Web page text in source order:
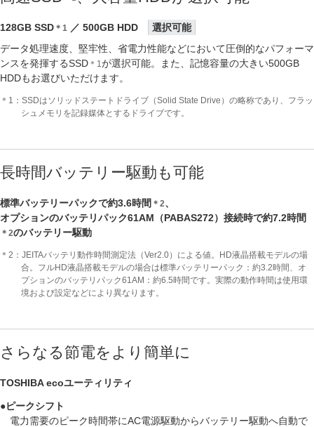
128GB SSD ＊1 ／ 500GB HDD
選択可能
データ処理速度、堅牢性、省電力性能などにおいて圧倒的なパフォーマ
ンスを発揮するSSD ＊1が選択可能。また、記憶容量の大きい500GB
HDDもお選びいただけます。
＊1：SSDはソリッドステートドライブ（Solid State Drive）の略称であり、フラッ
シュメモリを記録媒体とするドライブです。
長時間バッテリー駆動も可能
標準バッテリーパックで約3.6時間 ＊2、
オプションのバッテリパック61AM（PABAS272）接続時で約7.2時間
＊2のバッテリー駆動
＊2：JEITAバッテリ動作時間測定法（Ver2.0）による値。HD液晶搭載モデルの場
合。フルHD液晶搭載モデルの場合は標準バッテリーパック：約3.2時間、オ
プションのバッテリパック61AM：約6.5時間です。実際の動作時間は使用環
境および設定などにより異なります。
さらなる節電をより簡単に
TOSHIBA ecoユーティリティ
●ピークシフト
電力需要のピーク時間帯にAC電源駆動からバッテリー駆動へ自動で